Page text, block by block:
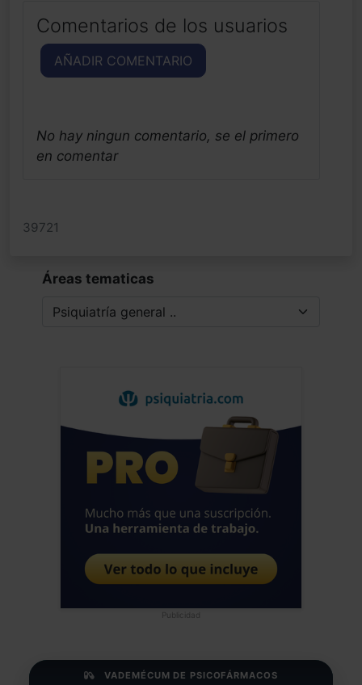
Comentarios de los usuarios
AÑADIR COMENTARIO
No hay ningun comentario, se el primero
en comentar
39721
Áreas tematicas
Publicidad
VADEMÉCUM DE PSICOFÁRMACOS